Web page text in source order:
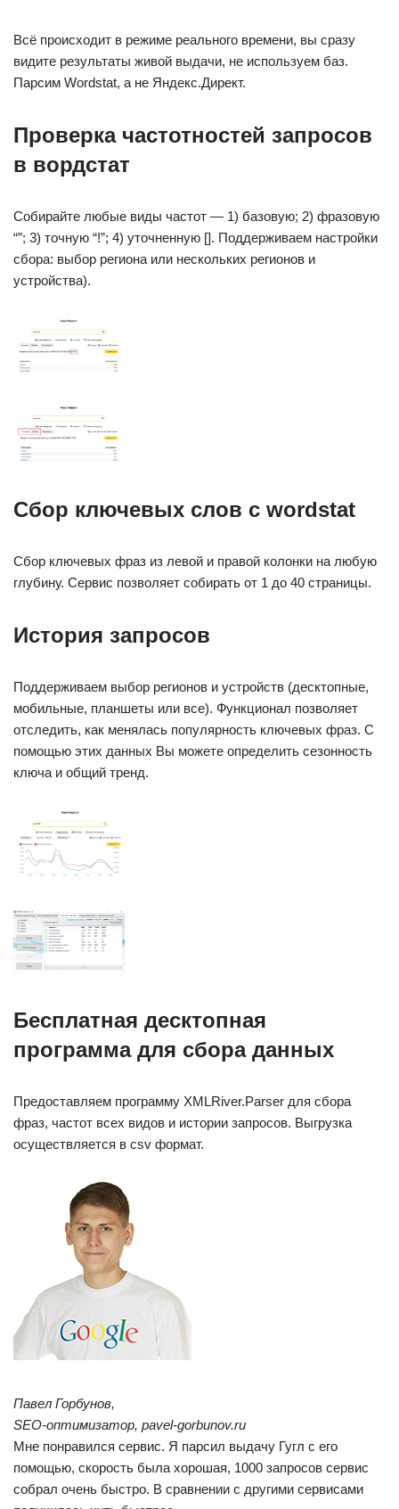
Всё происходит в режиме реального времени, вы сразу
видите результаты живой выдачи, не используем баз.
Парсим Wordstat, а не Яндекс.Директ.
Проверка частотностей запросов
в вордстат
Собирайте любые виды частот — 1) базовую; 2) фразовую
“”; 3) точную “!”; 4) уточненную []. Поддерживаем настройки
сбора: выбор региона или нескольких регионов и
устройства).
Сбор ключевых слов с wordstat
Сбор ключевых фраз из левой и правой колонки на любую
глубину. Сервис позволяет собирать от 1 до 40 страницы.
История запросов
Поддерживаем выбор регионов и устройств (десктопные,
мобильные, планшеты или все). Функционал позволяет
отследить, как менялась популярность ключевых фраз. С
помощью этих данных Вы можете определить сезонность
ключа и общий тренд.
Бесплатная десктопная
программа для сбора данных
Предоставляем программу XMLRiver.Parser для сбора
фраз, частот всех видов и истории запросов. Выгрузка
осуществляется в csv формат.
Павел Горбунов,
SEO-оптимизатор, pavel-gorbunov.ru
Мне понравился сервис. Я парсил выдачу Гугл с его
помощью, скорость была хорошая, 1000 запросов сервис
собрал очень быстро. В сравнении с другими сервисами